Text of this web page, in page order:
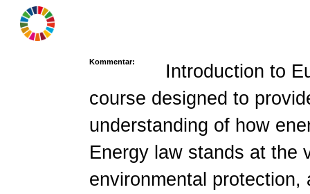
Kommentar:
Introduction to
course designed to
understanding of how
Energy law stands at the
environmental